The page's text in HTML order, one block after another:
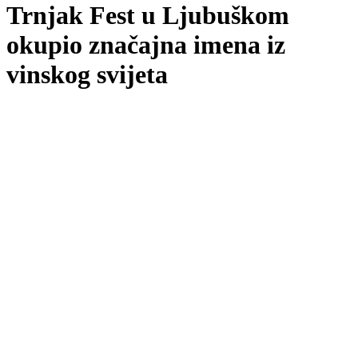
Trnjak Fest u Ljubuškom
okupio značajna imena iz
vinskog svijeta